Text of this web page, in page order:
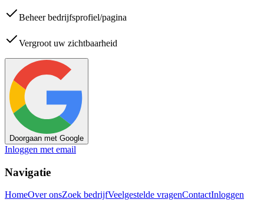
Beheer bedrijfsprofiel/pagina
Vergroot uw zichtbaarheid
Doorgaan met Google
Inloggen met email
Navigatie
HomeOver onsZoek bedrijfVeelgestelde vragenContactInloggen